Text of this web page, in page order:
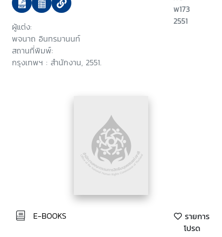
ผู้แต่ง:
พจนาถ อินทรมานนท์
สถานที่พิมพ์:
กรุงเทพฯ : สำนักงาน, 2551.
พ173
2551
E-BOOKS
รายการ
โปรด